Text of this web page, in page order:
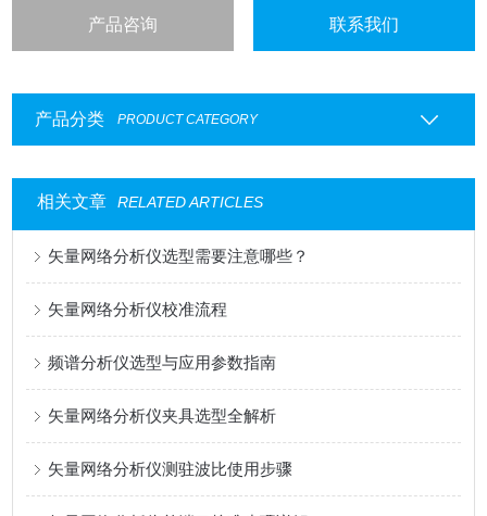
产品咨询 联系我们
产品分类 PRODUCT CATEGORY
相关文章 RELATED ARTICLES
矢量网络分析仪选型需要注意哪些？
矢量网络分析仪校准流程
频谱分析仪选型与应用参数指南
矢量网络分析仪夹具选型全解析
矢量网络分析仪测驻波比使用步骤